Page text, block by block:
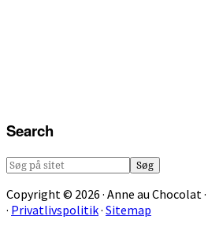
Search
Søg
sitet
Copyright © 2026 · Anne au Chocolat ·
· Privatlivspolitik· Sitemap